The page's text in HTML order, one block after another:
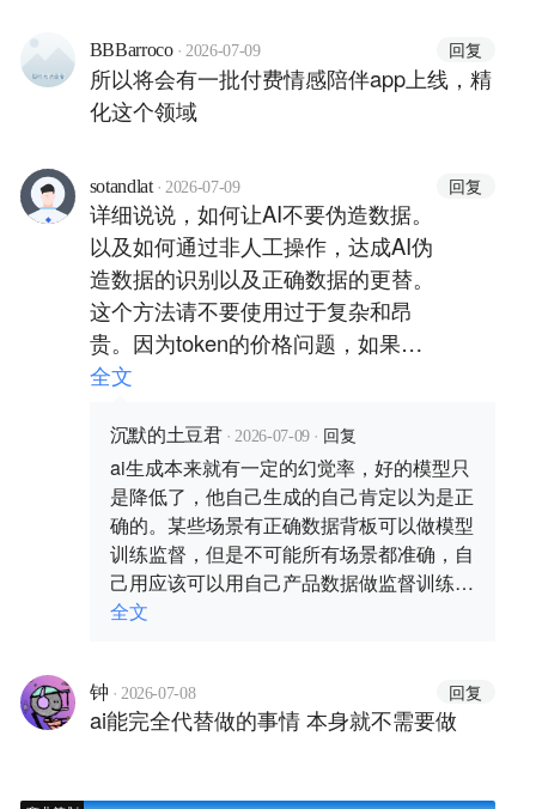
BBBarroco · 2026-07-09 回复
所以将会有一批付费情感陪伴app上线，精
化这个领域
sotandlat · 2026-07-09 回复
详细说说，如何让AI不要伪造数据。
以及如何通过非人工操作，达成AI伪
造数据的识别以及正确数据的更替。
这个方法请不要使用过于复杂和昂
贵。因为token的价格问题，如果月
支出费用高于3000，那还是雇个人
全文
沉默的土豆君 · 2026-07-09 · 回复
ai生成本来就有一定的幻觉率，好的模型只
是降低了，他自己生成的自己肯定以为是正
确的。某些场景有正确数据背板可以做模型
训练监督，但是不可能所有场景都准确，自
己用应该可以用自己产品数据做监督训练模
型微调
全文
钟 · 2026-07-08 回复
ai能完全代替做的事情 本身就不需要做